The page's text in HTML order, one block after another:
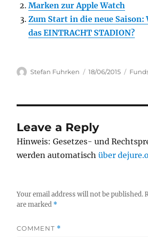
Marken zur Apple Watch
Zum Start in die neue Saison:
das EINTRACHT STADION?
Author
Stefan Fuhrken
Posted
18/06/2015
Leave a Reply
Hinweis: Gesetzes- und
werden automatischüber
Your email address will not be published.
are marked *
COMMENT *